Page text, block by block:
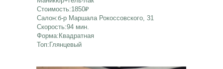
Стоимость:1850₽
Салон:б-р Маршала Рокоссовского, 31
Скорость:94 мин.
Форма:Квадратная
Топ:Глянцевый